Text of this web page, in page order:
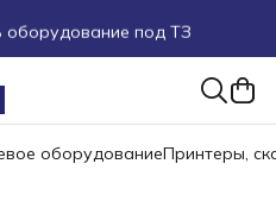
под ТЗ
работы
e-mail или в чат
оборудованиеПринтеры,